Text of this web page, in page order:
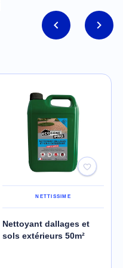
NETTISSIME
Nettoyant dallages et
sols extérieurs 50m²